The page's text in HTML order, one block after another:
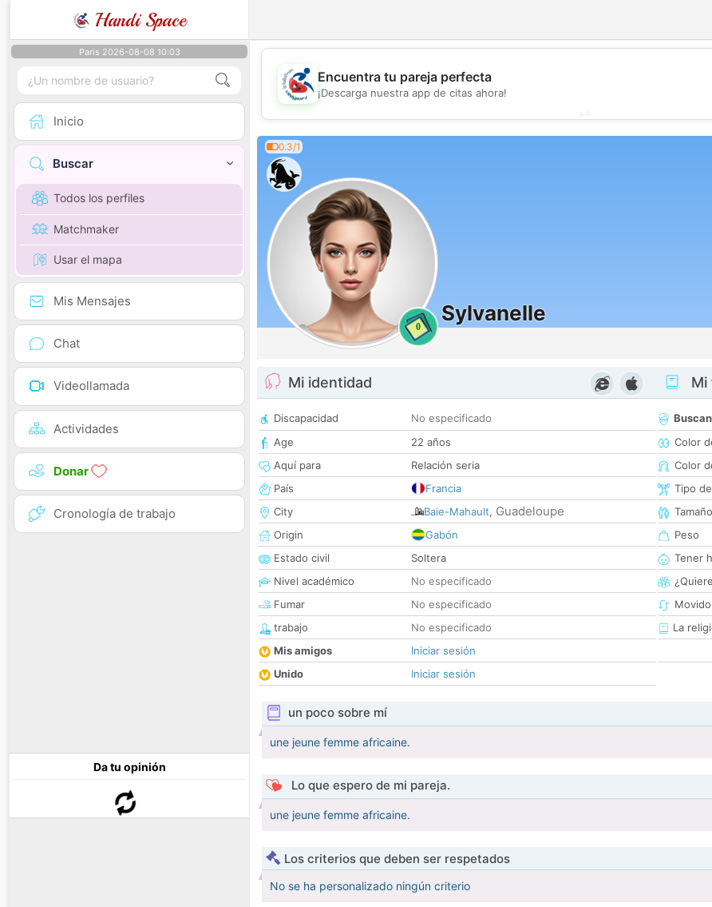
Handi Space
Paris 2026-08-08 10:03
Inicio
Buscar
Todos los perfiles
Matchmaker
Usar el mapa
Mis Mensajes
Chat
Videollamada
Actividades
Donar
Cronología de trabajo
Da tu opinión
💖
Encuentra tu pareja perfecta
¡Descarga nuestra app de citas ahora!
0.3/1
0
Sylvanelle
Mi identidad
Discapacidad
No especificado
Age
22 años
Aquí para
Relación seria
País
Francia
City
Baie-Mahault, Guadeloupe
Origin
Gabón
Estado civil
Soltera
Nivel académico
No especificado
Fumar
No especificado
trabajo
No especificado
Mis amigos
Iniciar sesión
Unido
Iniciar sesión
Mi
Color
Color
Tipo
Tamaño
Peso
Tener
La
un poco sobre mí
une jeune femme africaine.
Lo que espero de mi pareja.
une jeune femme africaine.
Los criterios que deben ser respetados
No se ha personalizado ningún criterio